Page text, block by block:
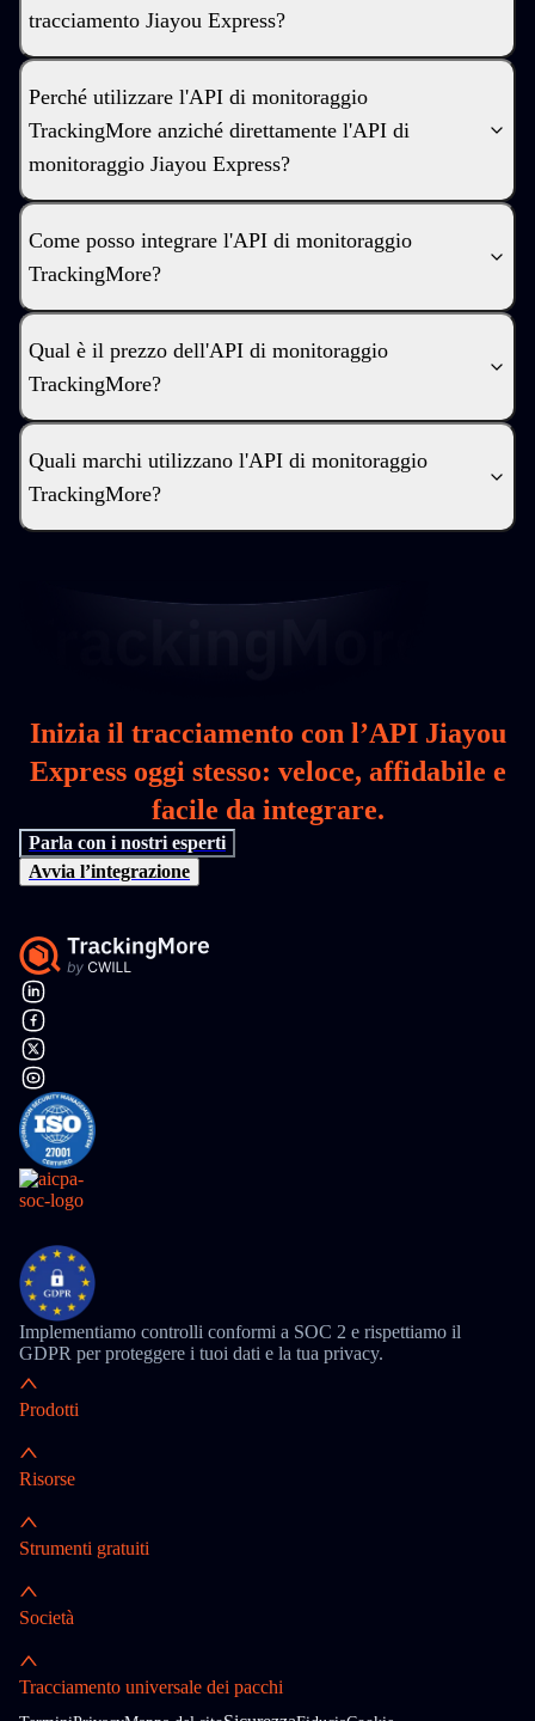
tracciamento Jiayou Express?
Perché utilizzare l'API di monitoraggio
TrackingMore anziché direttamente l'API di
monitoraggio Jiayou Express?
Come posso integrare l'API di monitoraggio
TrackingMore?
Qual è il prezzo dell'API di monitoraggio
TrackingMore?
Quali marchi utilizzano l'API di monitoraggio
TrackingMore?
Inizia il tracciamento con l’API Jiayou
Express oggi stesso: veloce, affidabile e
facile da integrare.
Parla con i nostri esperti
Avvia l’integrazione
Implementiamo controlli conformi a SOC 2 e rispettiamo il
GDPR per proteggere i tuoi dati e la tua privacy.
Prodotti
Risorse
Strumenti gratuiti
Società
Tracciamento universale dei pacchi